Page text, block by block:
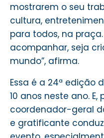
mostrarem o seu
cultura,
para todos, na
acompanhar, seja
mundo”, afirma.
Essa é a 24ª edição
10 anos neste ano. E,
coordenador-geral
e gratificante